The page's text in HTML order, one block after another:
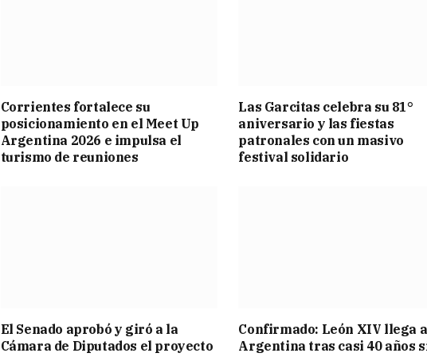
Corrientes fortalece su
posicionamiento en el Meet Up
Argentina 2026 e impulsa el
turismo de reuniones
Las Garcitas celebra su 81°
aniversario y las fiestas
patronales con un masivo
festival solidario
El Senado aprobó y giró a la
Cámara de Diputados el proyecto
Confirmado: León XIV llega
Argentina tras casi 40 años